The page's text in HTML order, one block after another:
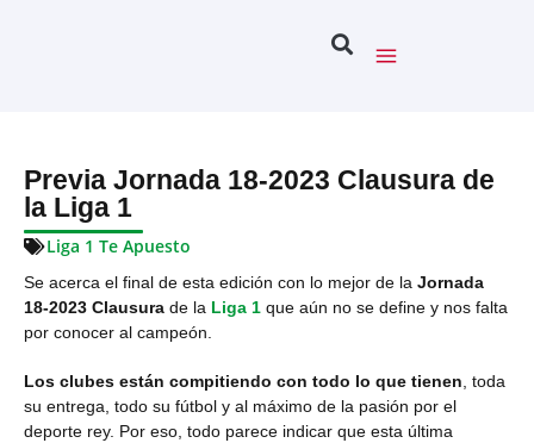
Previa Jornada 18-2023 Clausura de
la Liga 1
Liga 1 Te Apuesto
Se acerca el final de esta edición con lo mejor de la Jornada
18-2023 Clausura de la Liga 1 que aún no se define y nos falta
por conocer al campeón.
Los clubes están compitiendo con todo lo que tienen , toda
su entrega, todo su fútbol y al máximo de la pasión por el
deporte rey. Por eso, todo parece indicar que esta última